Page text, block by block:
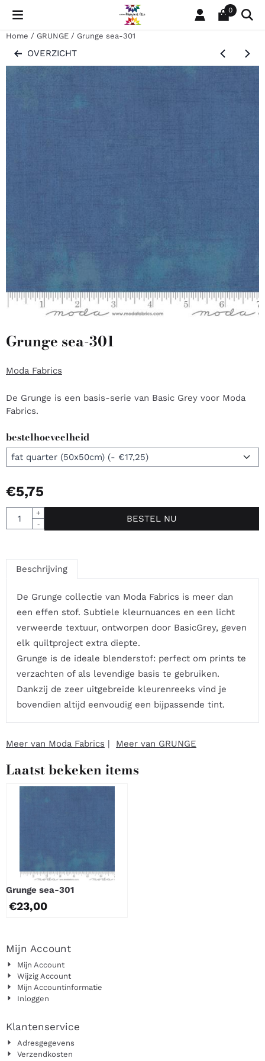
Cookievoorkeuren zijn momenteel gesloten. 0
Home / GRUNGE / Grunge sea-301
OVERZICHT
Grunge sea-301
Moda Fabrics
De Grunge is een basis-serie van Basic Grey voor Moda
Fabrics.
bestelhoeveelheid
€5,75
Aantal
+
-
BESTEL NU
Beschrijving
De Grunge collectie van Moda Fabrics is meer dan
een effen stof. Subtiele kleurnuances en een licht
verweerde textuur, ontworpen door BasicGrey, geven
elk quiltproject extra diepte.
Grunge is de ideale blenderstof: perfect om prints te
verzachten of als levendige basis te gebruiken.
Dankzij de zeer uitgebreide kleurenreeks vind je
bovendien altijd eenvoudig een bijpassende tint.
Meer van Moda Fabrics | Meer van GRUNGE
Laatst bekeken items
Grunge sea-301
€23,00
Mijn Account
Mijn Account
Wijzig Account
Mijn Accountinformatie
Inloggen
Klantenservice
Adresgegevens
Verzendkosten